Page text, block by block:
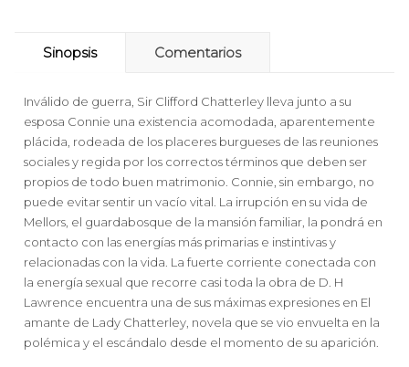
Sinopsis Comentarios
Inválido de guerra, Sir Clifford Chatterley lleva junto a su
esposa Connie una existencia acomodada, aparentemente
plácida, rodeada de los placeres burgueses de las reuniones
sociales y regida por los correctos términos que deben ser
propios de todo buen matrimonio. Connie, sin embargo, no
puede evitar sentir un vacío vital. La irrupción en su vida de
Mellors, el guardabosque de la mansión familiar, la pondrá en
contacto con las energías más primarias e instintivas y
relacionadas con la vida. La fuerte corriente conectada con
la energía sexual que recorre casi toda la obra de D. H
Lawrence encuentra una de sus máximas expresiones en El
amante de Lady Chatterley, novela que se vio envuelta en la
polémica y el escándalo desde el momento de su aparición.